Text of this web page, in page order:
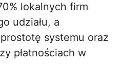
lokalnych firm
udziału, a
systemu oraz
płatnościach w